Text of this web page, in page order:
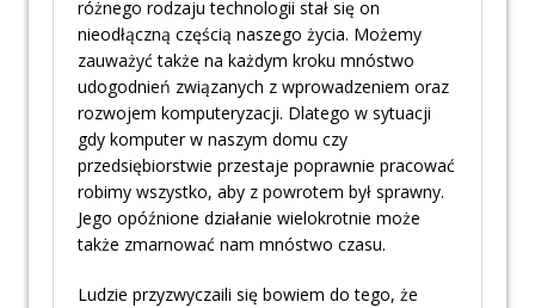
różnego rodzaju technologii stał się on
nieodłączną częścią naszego życia. Możemy
zauważyć także na każdym kroku mnóstwo
udogodnień związanych z wprowadzeniem oraz
rozwojem komputeryzacji. Dlatego w sytuacji
gdy komputer w naszym domu czy
przedsiębiorstwie przestaje poprawnie pracować
robimy wszystko, aby z powrotem był sprawny.
Jego opóźnione działanie wielokrotnie może
także zmarnować nam mnóstwo czasu.
Ludzie przyzwyczaili się bowiem do tego, że